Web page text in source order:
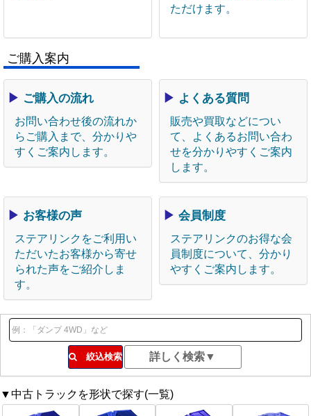
ただけます。
ご購入案内
▶ ご購入の流れ
お問い合わせ後の流れか
らご購入まで、分かりや
すくご案内します。
▶ よくある質問
販売や買取などについ
て、よくあるお問い合わ
せを分かりやすくご案内
します。
▶ お客様の声
ステアリンクをご利用い
ただいたお客様から寄せ
られた声をご紹介しま
す。
▶ 会員制度
ステアリンクのお得な会
員制度について、分かり
やすくご案内します。
絞込検索
▼中古トラックを形状で探す(一覧)